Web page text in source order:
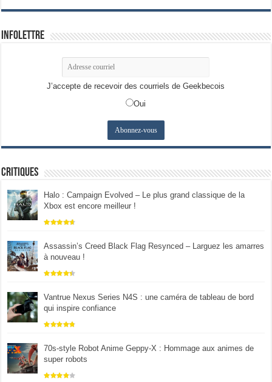
Infolettre
J’accepte de recevoir des courriels de Geekbecois
Oui
Critiques
Halo : Campaign Evolved – Le plus grand classique de la
Xbox est encore meilleur !
Assassin’s Creed Black Flag Resynced – Larguez les amarres
à nouveau !
Vantrue Nexus Series N4S : une caméra de tableau de bord
qui inspire confiance
70s-style Robot Anime Geppy-X : Hommage aux animes de
super robots